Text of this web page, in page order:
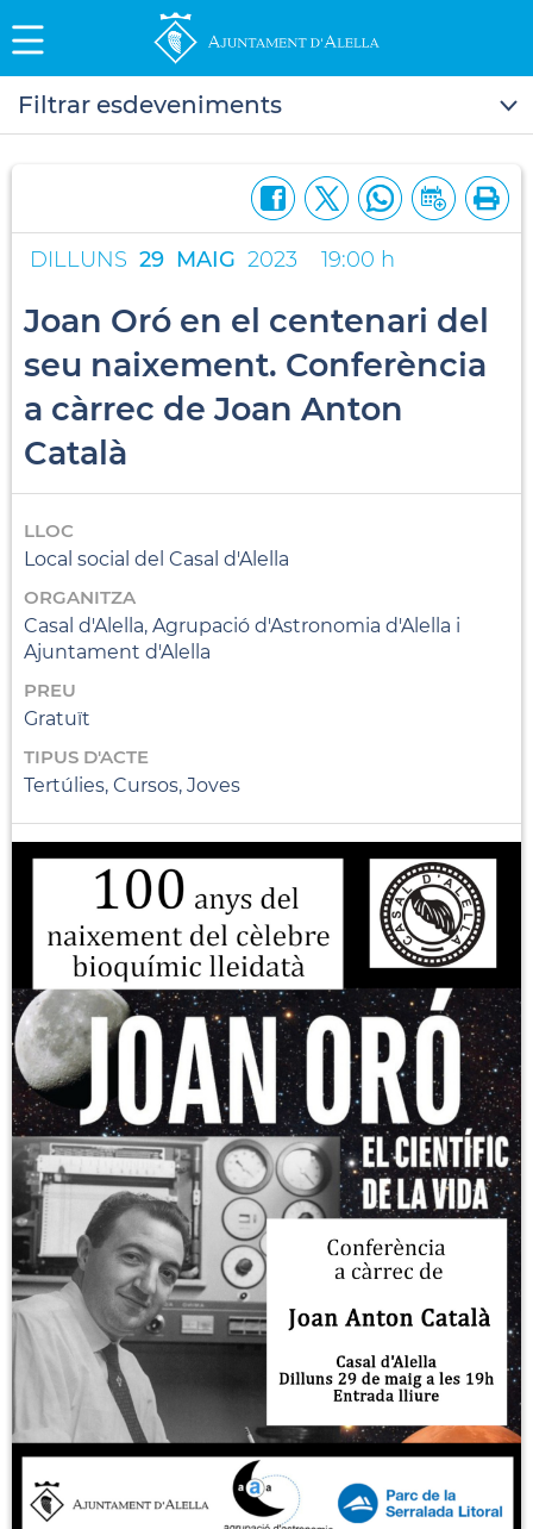
Filtrar esdeveniments
DILLUNS 29 MAIG 2023 19:00 h
Joan Oró en el centenari del
seu naixement. Conferència
a càrrec de Joan Anton
Català
LLOC
Local social del Casal d'Alella
ORGANITZA
Casal d'Alella, Agrupació d'Astronomia d'Alella i
Ajuntament d'Alella
PREU
Gratuït
TIPUS D'ACTE
Tertúlies, Cursos, Joves